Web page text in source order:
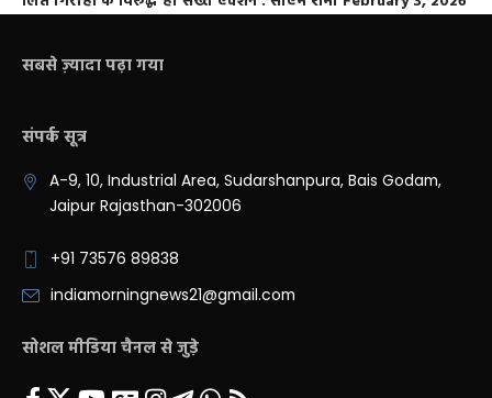
सबसे ज़्यादा पढ़ा गया
संपर्क सूत्र
A-9, 10, Industrial Area, Sudarshanpura, Bais Godam,
Jaipur Rajasthan-302006
+91 73576 89838
indiamorningnews21@gmail.com
सोशल मीडिया चैनल से जुड़े